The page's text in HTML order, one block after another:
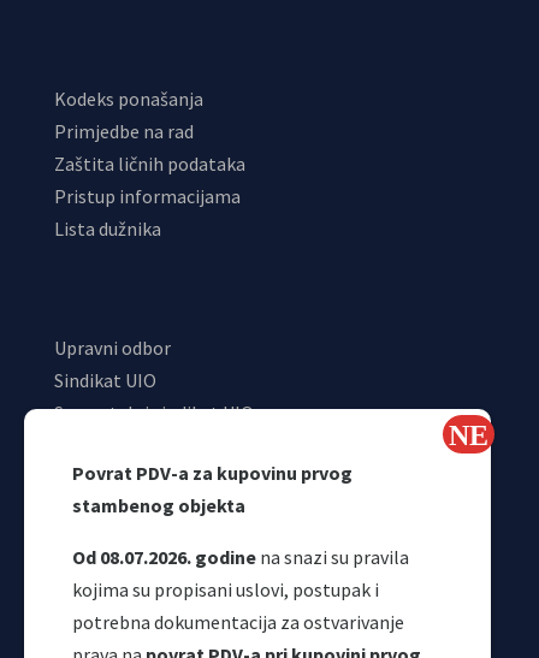
Povrat PDV-a za kupovinu prvog
stambenog objekta
Od 08.07.2026. godine na snazi su pravila
kojima su propisani uslovi, postupak i
potrebna dokumentacija za ostvarivanje
Kodeks ponašanja
Primjedbe na rad
Zaštita ličnih podataka
Pristup informacijama
Lista dužnika
Upravni odbor
Sindikat UIO
Samostalni sindikat UIO
Odjeljenje za makroekonomsku analizu